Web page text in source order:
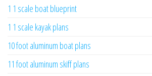
1 1 scale boat blueprint
1 1 scale kayak plans
10 foot aluminum boat plans
11 foot aluminum skiff plans